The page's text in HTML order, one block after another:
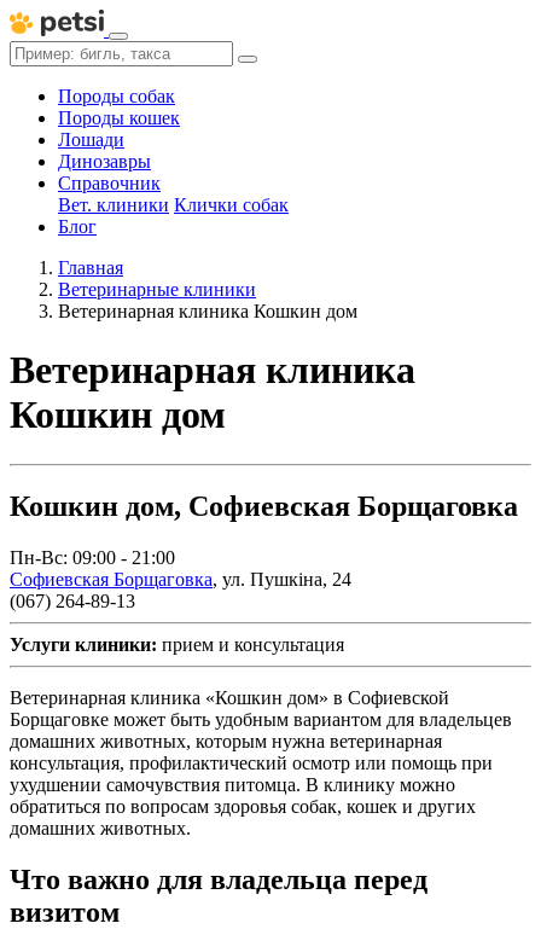
Породы собак
Породы кошек
Лошади
Динозавры
Справочник
Вет. клиники Клички собак
Блог
Главная
Ветеринарные клиники
Ветеринарная клиника Кошкин дом
Ветеринарная клиника
Кошкин дом
Кошкин дом, Софиевская Борщаговка
Пн-Вс: 09:00 - 21:00
Софиевская Борщаговка, ул. Пушкіна, 24
(067) 264-89-13
Услуги клиники: прием и консультация
Ветеринарная клиника «Кошкин дом» в Софиевской
Борщаговке может быть удобным вариантом для владельцев
домашних животных, которым нужна ветеринарная
консультация, профилактический осмотр или помощь при
ухудшении самочувствия питомца. В клинику можно
обратиться по вопросам здоровья собак, кошек и других
домашних животных.
Что важно для владельца перед
визитом